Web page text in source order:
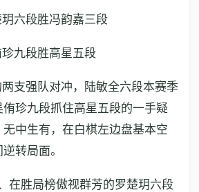
六段胜冯韵嘉三段
九段胜高星五段
支强队对冲，陆敏全六段本赛季
珍九段抓住高星五段的一手疑
中生有，在白棋左边盘基本空
转局面。
在胜局榜傲视群芳的罗楚玥六段